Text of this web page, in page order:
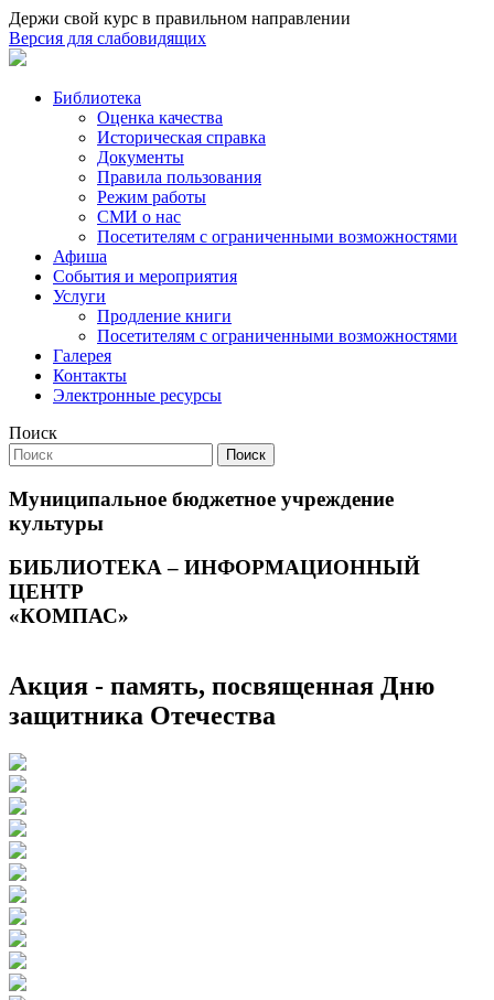
Держи свой курс в правильном направлении
Версия для слабовидящих
Библиотека
Оценка качества
Историческая справка
Документы
Правила пользования
Режим работы
СМИ о нас
Посетителям с ограниченными возможностями
Афиша
События и мероприятия
Услуги
Продление книги
Посетителям с ограниченными возможностями
Галерея
Контакты
Электронные ресурсы
Поиск
Поиск
Муниципальное бюджетное учреждение
культуры
БИБЛИОТЕКА – ИНФОРМАЦИОННЫЙ
ЦЕНТР
«КОМПАС»
Акция - память, посвященная Дню
защитника Отечества